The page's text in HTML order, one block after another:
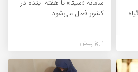
سامانه «سیتا» تا هفته آینده در
کشور فعال می‌شود
1 روز پیش